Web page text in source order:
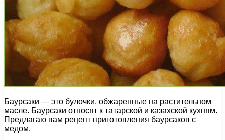
Баурсаки — это булочки, обжаренные на растительном
масле. Баурсаки относят к татарской и казахской кухням.
Предлагаю вам рецепт приготовления баурсаков с
медом.